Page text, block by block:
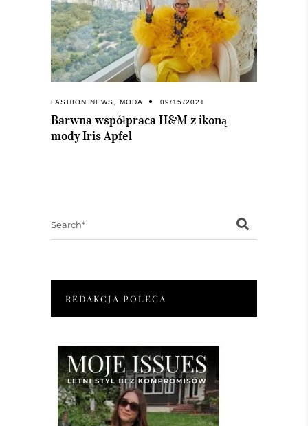
FASHION NEWS, MODA 09/15/2021
Barwna współpraca H&M z ikoną
mody Iris Apfel
REDAKCJA POLECA